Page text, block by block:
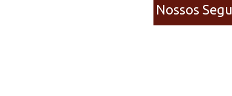
Nossos